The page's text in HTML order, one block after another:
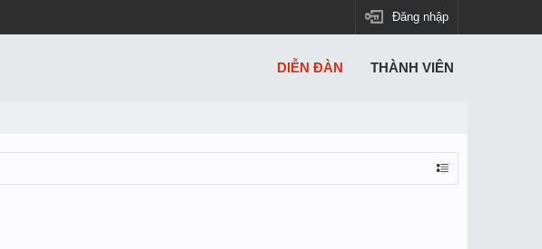
Đăng nhập
DIỄN ĐÀN THÀNH VIÊN